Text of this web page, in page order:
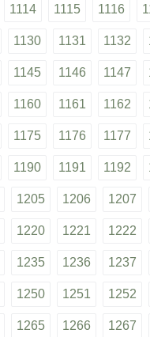
1114 1115 1116
1130 1131 1132
1145 1146 1147
1160 1161 1162
1175 1176 1177
1190 1191 1192
1205 1206 1207
1220 1221 1222
1235 1236 1237
1250 1251 1252
1265 1266 1267